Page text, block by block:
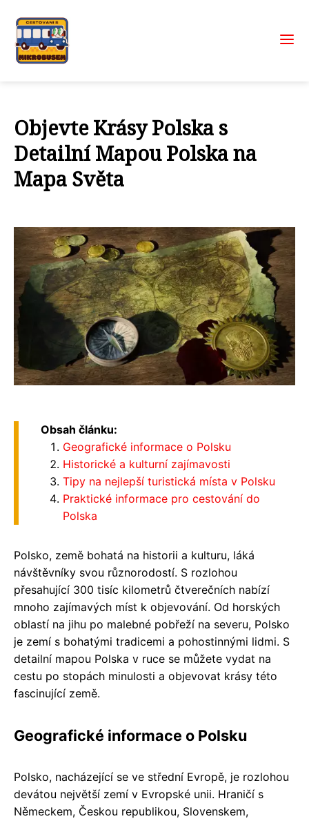
Objevte Krásy Polska s
Detailní Mapou Polska na
Mapa Světa
Obsah článku:
Geografické informace o Polsku
Historické a kulturní zajímavosti
Tipy na nejlepší turistická místa v Polsku
Praktické informace pro cestování do
Polska
Polsko, země bohatá na historii a kulturu, láká
návštěvníky svou různorodostí. S rozlohou
přesahující 300 tisíc kilometrů čtverečních nabízí
mnoho zajímavých míst k objevování. Od horských
oblastí na jihu po malebné pobřeží na severu, Polsko
je zemí s bohatými tradicemi a pohostinnými lidmi. S
detailní mapou Polska v ruce se můžete vydat na
cestu po stopách minulosti a objevovat krásy této
fascinující země.
Geografické informace o Polsku
Polsko, nacházející se ve střední Evropě, je rozlohou
devátou největší zemí v Evropské unii. Hraničí s
Německem, Českou republikou, Slovenskem,